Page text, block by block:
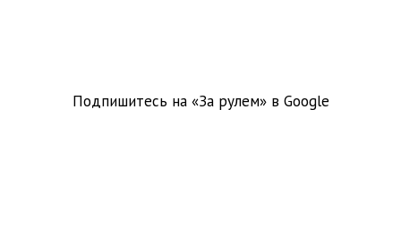
Подпишитесь на «За рулем» в Google